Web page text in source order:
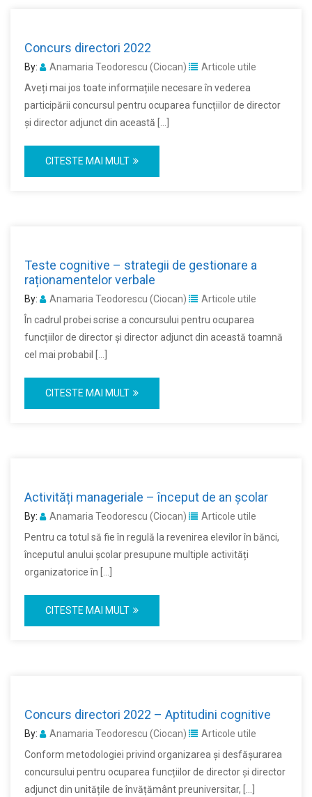
Concurs directori 2022
By: Anamaria Teodorescu (Ciocan)
Articole utile
Aveți mai jos toate informațiile necesare în vederea
participării concursul pentru ocuparea funcțiilor de director
și director adjunct din această […]
CITESTE MAI MULT
Teste cognitive – strategii de gestionare a
raționamentelor verbale
By: Anamaria Teodorescu (Ciocan)
Articole utile
În cadrul probei scrise a concursului pentru ocuparea
funcțiilor de director și director adjunct din această toamnă
cel mai probabil […]
CITESTE MAI MULT
Activități manageriale – început de an școlar
By: Anamaria Teodorescu (Ciocan)
Articole utile
Pentru ca totul să fie în regulă la revenirea elevilor în bănci,
începutul anului școlar presupune multiple activități
organizatorice în […]
CITESTE MAI MULT
Concurs directori 2022 – Aptitudini cognitive
By: Anamaria Teodorescu (Ciocan)
Articole utile
Conform metodologiei privind organizarea și desfășurarea
concursului pentru ocuparea funcțiilor de director și director
adjunct din unitățile de învățământ preuniversitar, […]